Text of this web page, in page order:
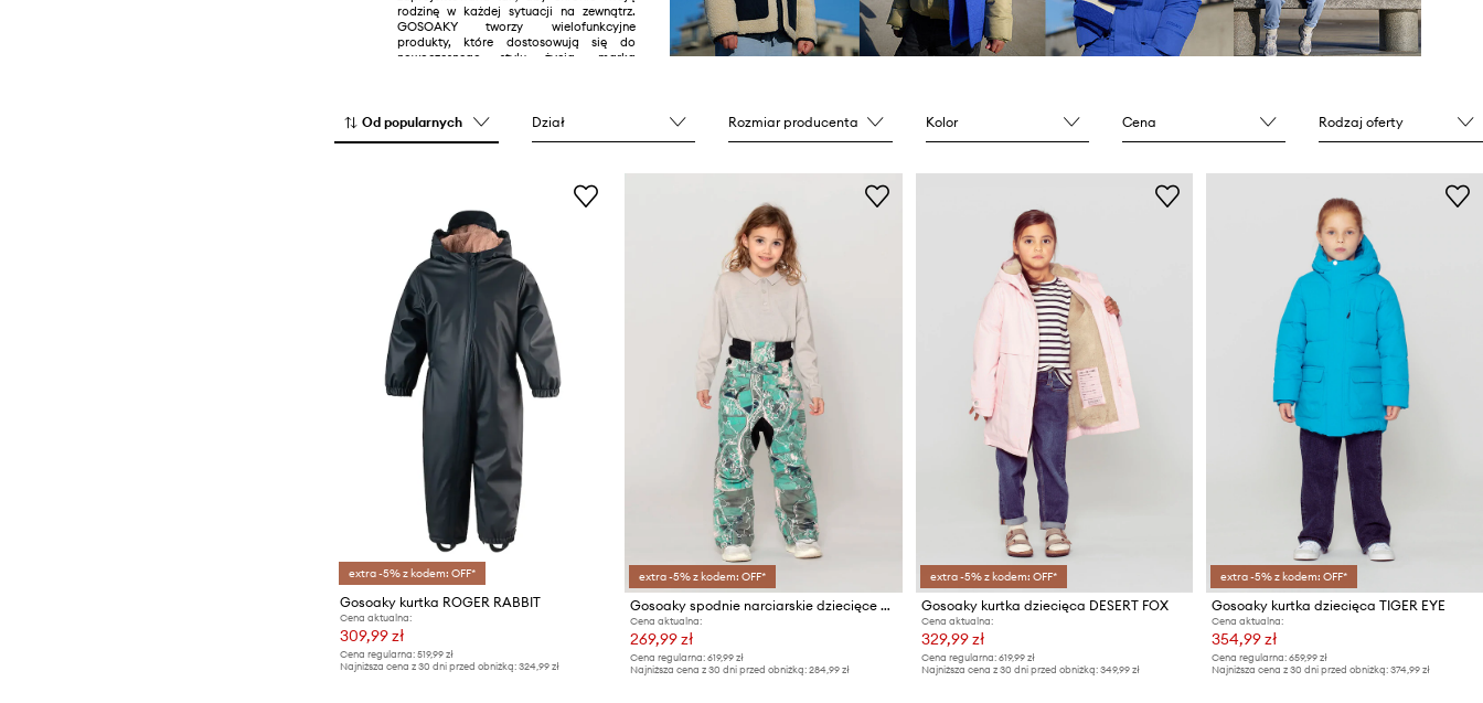
rodzinę w każdej sytuacji na zewnątrz.
GOSOAKY tworzy wielofunkcyjne
produkty, które dostosowują się do
nowoczesnego stylu życia, marka
zabawy niezależnie od pogody.
Od popularnych Dział Rozmiar producenta Kolor Cena Rodzaj oferty
extra -5% z kodem: OFF*
Gosoaky kurtka ROGER RABBIT
Cena aktualna:
309,99 zł
Cena regularna: 519,99 zł
Najniższa cena z 30 dni przed obniżką: 324,99 zł
extra -5% z kodem: OFF*
Gosoaky spodnie narciarskie dziecięce BIG BAD WOLF
Cena aktualna:
269,99 zł
Cena regularna: 619,99 zł
Najniższa cena z 30 dni przed obniżką: 284,99 zł
extra -5% z kodem: OFF*
Gosoaky kurtka dziecięca DESERT FOX
Cena aktualna:
329,99 zł
Cena regularna: 619,99 zł
Najniższa cena z 30 dni przed obniżką: 349,99 zł
extra -5% z kodem: OFF*
Gosoaky kurtka dziecięca TIGER EYE
Cena aktualna:
354,99 zł
Cena regularna: 659,99 zł
Najniższa cena z 30 dni przed obniżką: 374,99 zł